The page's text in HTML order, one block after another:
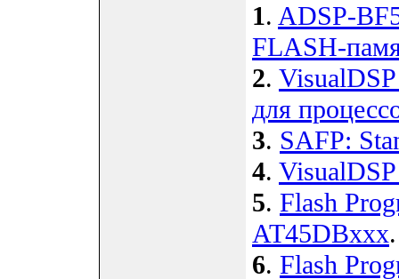
1. ADSP-
FLASH-
2.
для
3. SAFP:
4.
5. Flash
AT45DBxxx.
6. Flash